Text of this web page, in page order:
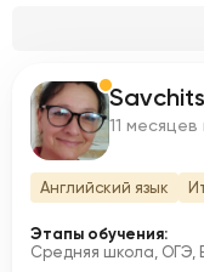
S 11
Английский язык
Этапы обучения:
Средняя школа, ОГЭ,